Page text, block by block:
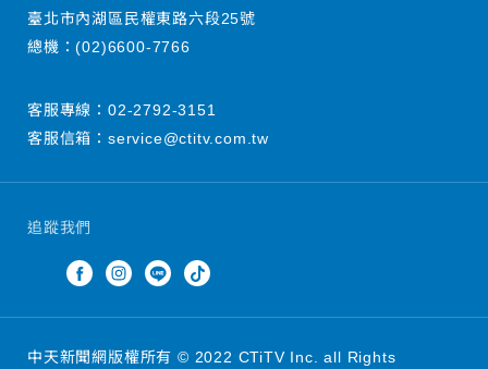
追蹤我們
臺北市內湖區民權東路六段25號
總機：(02)6600-7766
客服專線： 02-2792-3151
客服信箱： service@ctitv.com.tw
中天新聞網版權所有 © 2022 CTiTV Inc. all Rights